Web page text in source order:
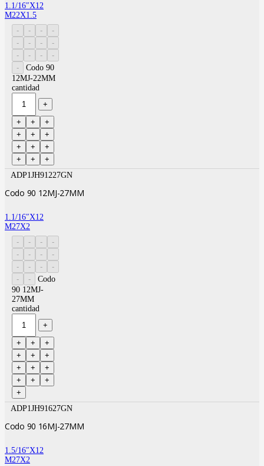
1.1/16″X12
M22X1.5
Codo 90
12MJ-22MM
cantidad
ADP1JH91227GN
Codo 90 12MJ-27MM
1.1/16″X12
M27X2
Codo
90 12MJ-
27MM
cantidad
ADP1JH91627GN
Codo 90 16MJ-27MM
1.5/16″X12
M27X2